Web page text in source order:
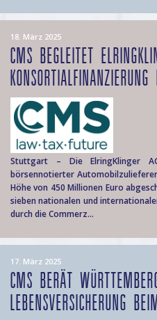
18. März 2025
CMS BEGLEITET
Stuttgart – Die ElringKlinger
börsennotierter
Höhe von 450 Millionen Euro
sieben nationalen und
durch die Commerz...
17. März 2025
CMS BERÄT
LEBENSVERSICHERUNG